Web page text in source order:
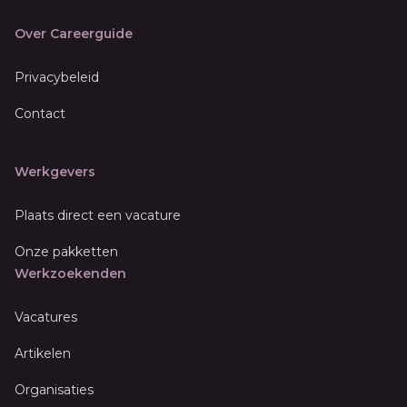
Over Careerguide
Privacybeleid
Contact
Werkgevers
Plaats direct een vacature
Onze pakketten
Werkzoekenden
Vacatures
Artikelen
Organisaties